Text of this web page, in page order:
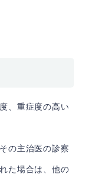
、重症度の高い
の主治医の診察
た場合は、他の